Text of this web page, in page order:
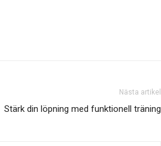
Nästa artikel
Stärk din löpning med funktionell träning